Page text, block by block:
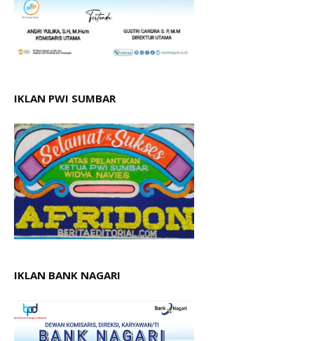
IKLAN PWI SUMBAR
IKLAN BANK NAGARI